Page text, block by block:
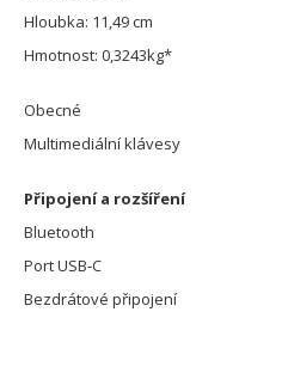
Hloubka: 11,49 cm
Hmotnost: 0,3243kg*
Obecné
Multimediální klávesy
Připojení a rozšíření
Bluetooth
Port USB-C
Bezdrátové připojení